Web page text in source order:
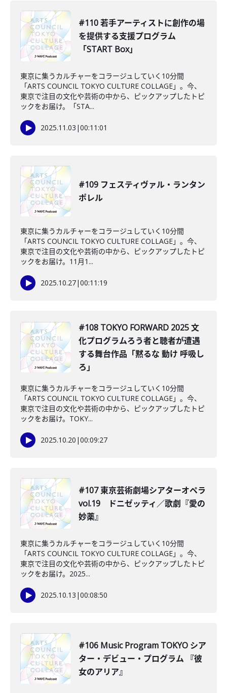
#110 若手アーティストに創作の場
を提供する支援プログラム
「START Box」
東京に集うカルチャーをコラージュしていく10分間
「ARTS COUNCIL TOKYO CULTURE COLLAGE」。今、
東京で注目の文化や芸術の中から、ピックアップしたトピ
ックをお届け。「STA...
2025.11.03 |00:11:01
#109 フェスティヴァル・ランタン
ポレル
東京に集うカルチャーをコラージュしていく10分間
「ARTS COUNCIL TOKYO CULTURE COLLAGE」。今、
東京で注目の文化や芸術の中から、ピックアップしたトピ
ックをお届け。11月1...
2025.10.27|00:11:19
#108 TOKYO FORWARD 2025 文
化プログラムろう者と聴者が遭遇
する舞台作品「黙るな 動け 呼吸し
ろ」
東京に集うカルチャーをコラージュしていく10分間
「ARTS COUNCIL TOKYO CULTURE COLLAGE」。今、
東京で注目の文化や芸術の中から、ピックアップしたトピ
ックをお届け。TOKY...
2025.10.20 |00:09:27
#107 東京芸術劇場シアターオペラ
vol.19 ドニゼッティ／歌劇『愛の
妙薬』
東京に集うカルチャーをコラージュしていく10分間
「ARTS COUNCIL TOKYO CULTURE COLLAGE」。今、
東京で注目の文化や芸術の中から、ピックアップしたトピ
ックをお届け。2025...
2025.10.13 |00:08:50
#106 Music Program TOKYO シア
ター・デビュー・プログラム 『彼
女のアリア』